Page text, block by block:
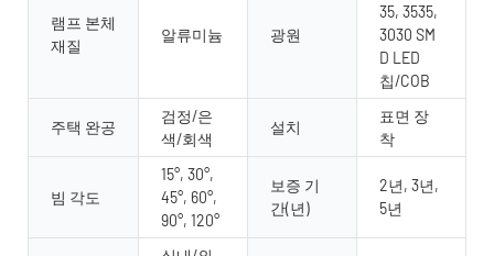
램프 본체
재질
알류미늄 광원
35, 3535,
3030 SM
D LED
칩/COB
주택 완공
검정/은
색/회색
설치
표면 장
착
빔 각도
15°, 30°,
45°, 60°,
90°, 120°
보증 기
간(년)
2년, 3년,
5년